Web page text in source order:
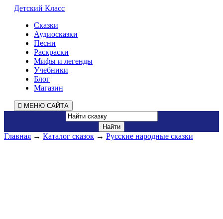
Детский Класс
Сказки
Аудиосказки
Песни
Раскраски
Мифы и легенды
Учебники
Блог
Магазин
МЕНЮ САЙТА
Главная → Каталог сказок → Русские народные сказки